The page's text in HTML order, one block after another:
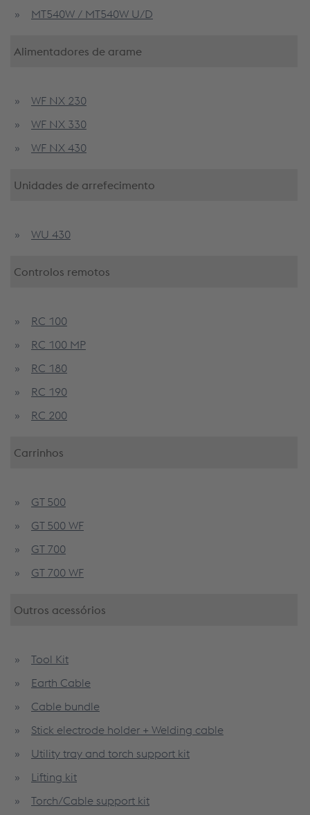
MT540W / MT540W U/D
Alimentadores de arame
WF NX 230
WF NX 330
WF NX 430
Unidades de arrefecimento
WU 430
Controlos remotos
RC 100
RC 100 MP
RC 180
RC 190
RC 200
Carrinhos
GT 500
GT 500 WF
GT 700
GT 700 WF
Outros acessórios
Tool Kit
Earth Cable
Cable bundle
Stick electrode holder + Welding cable
Utility tray and torch support kit
Lifting kit
Torch/Cable support kit